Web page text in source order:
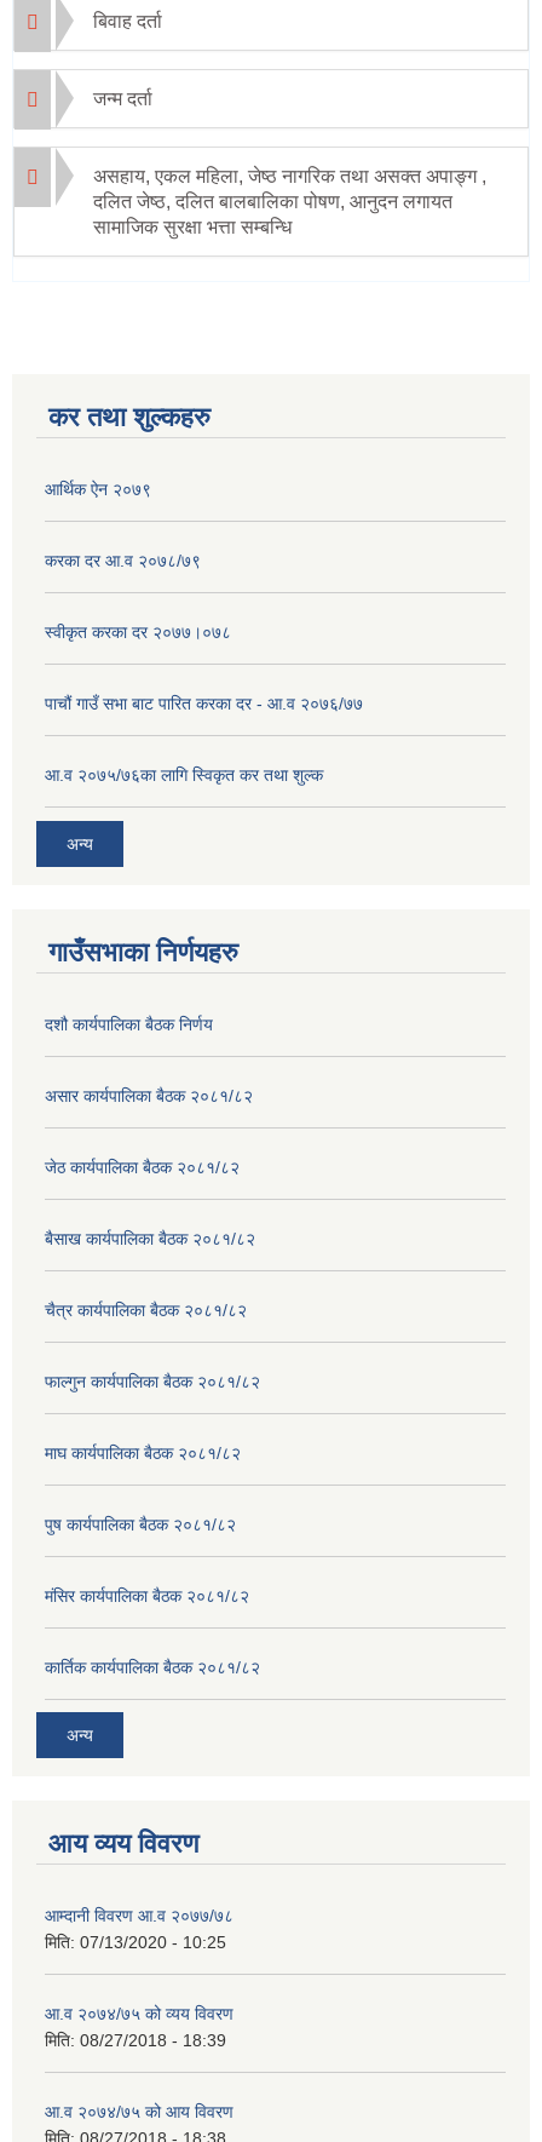
बिवाह दर्ता
जन्म दर्ता
असहाय, एकल महिला, जेष्ठ नागरिक तथा असक्त अपाङ्ग ,
दलित जेष्ठ, दलित बालबालिका पोषण, आनुदन लगायत
सामाजिक सुरक्षा भत्ता सम्बन्धि
कर तथा शुल्कहरु
आर्थिक ऐन २०७९
करका दर आ.व २०७८/७९
स्वीकृत करका दर २०७७।०७८
पाचौं गाउँ सभा बाट पारित करका दर - आ.व २०७६/७७
आ.व २०७५/७६का लागि स्विकृत कर तथा शुल्क
अन्य
गाउँसभाका निर्णयहरु
दशौ कार्यपालिका बैठक निर्णय
असार कार्यपालिका बैठक २०८१/८२
जेठ कार्यपालिका बैठक २०८१/८२
बैसाख कार्यपालिका बैठक २०८१/८२
चैत्र कार्यपालिका बैठक २०८१/८२
फाल्गुन कार्यपालिका बैठक २०८१/८२
माघ कार्यपालिका बैठक २०८१/८२
पुष कार्यपालिका बैठक २०८१/८२
मंसिर कार्यपालिका बैठक २०८१/८२
कार्तिक कार्यपालिका बैठक २०८१/८२
अन्य
आय व्यय विवरण
आम्दानी विवरण आ.व २०७७/७८
मिति: 07/13/2020 - 10:25
आ.व २०७४/७५ को व्यय विवरण
मिति: 08/27/2018 - 18:39
आ.व २०७४/७५ को आय विवरण